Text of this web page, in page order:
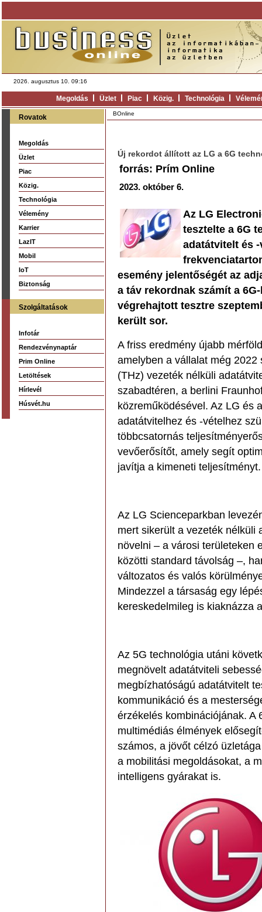
2026. augusztus 10. 09:16
Megoldás Üzlet Piac Közig. Technológia
Rovatok
Megoldás
Üzlet
Piac
Közig.
Technológia
Vélemény
Karrier
LazIT
Mobil
IoT
Biztonság
Szolgáltatások
Infotár
Rendezvénynaptár
Prim Online
Letöltések
Hírlevél
Húsvét.hu
BOnline
Új rekordot állított az LG a 6G
forrás: Prím Online
2023. október 6.
Az LG
tesztelte a 6G
adatátvitelt és -
esemény jelentőségét az
a táv rekordnak számít a
végrehajtott tesztre
került sor.
A friss eredmény újabb
amelyben a vállalat még
(THz) vezeték nélküli
szabadtéren, a berlini
közreműködésével. Az LG és
adatátvitelhez és -vételhez
többcsatornás
vevőerősítőt, amely segít
javítja a kimeneti teljesítményt.
Az LG Scienceparkban
mert sikerült a vezeték nélküli
növelni – a városi területeken
közötti standard távolság –,
változatos és valós
Mindezzel a társaság egy
kereskedelmileg is kiaknázza
Az 5G technológia utáni
megnövelt adatátviteli
megbízhatóságú adatátvitelt
kommunikáció és a
érzékelés kombinációjának. A
multimédiás élmények
számos, a jövőt célzó
a mobilitási megoldásokat, a
intelligens gyárakat is.